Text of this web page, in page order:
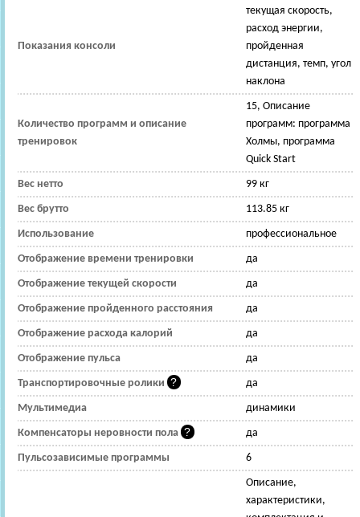
Показания консоли
текущая скорость,
расход энергии,
пройденная
дистанция, темп, угол
наклона
Количество программ и описание
тренировок
15, Описание
программ: программа
Холмы, программа
Quick Start
Вес нетто 99 кг
Вес брутто 113.85 кг
Использование профессиональное
Отображение времени тренировки да
Отображение текущей скорости да
Отображение пройденного расстояния да
Отображение расхода калорий да
Отображение пульса да
Транспортировочные ролики да
Мультимедиа динамики
Компенсаторы неровности пола да
Пульсозависимые программы 6
Описание,
характеристики,